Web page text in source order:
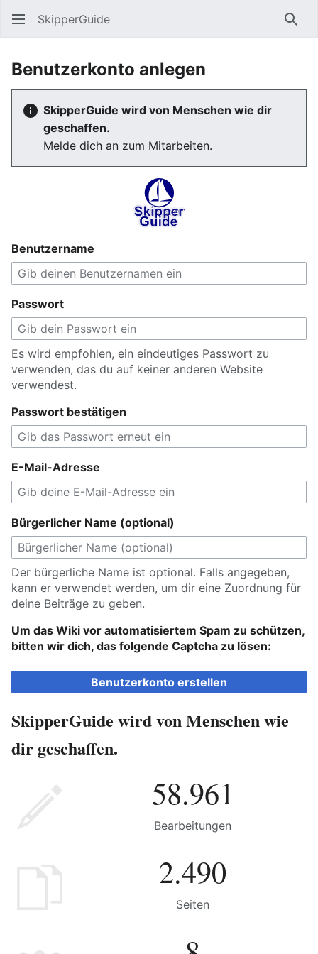
SkipperGuide
Benutzerkonto anlegen
SkipperGuide wird von Menschen wie dir
geschaffen.
Melde dich an zum Mitarbeiten.
Benutzername
Passwort
Es wird empfohlen, ein eindeutiges Passwort zu
verwenden, das du auf keiner anderen Website
verwendest.
Passwort bestätigen
E-Mail-Adresse
Bürgerlicher Name (optional)
Der bürgerliche Name ist optional. Falls angegeben,
kann er verwendet werden, um dir eine Zuordnung für
deine Beiträge zu geben.
Um das Wiki vor automatisiertem Spam zu schützen,
bitten wir dich, das folgende Captcha zu lösen:
Benutzerkonto erstellen
SkipperGuide wird von Menschen wie
dir geschaffen.
58.961
Bearbeitungen
2.490
Seiten